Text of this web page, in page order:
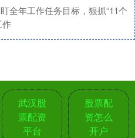
全年工作任务目标，狠抓“11个
作
武汉股
票配资
平台
股票配
资怎么
开户